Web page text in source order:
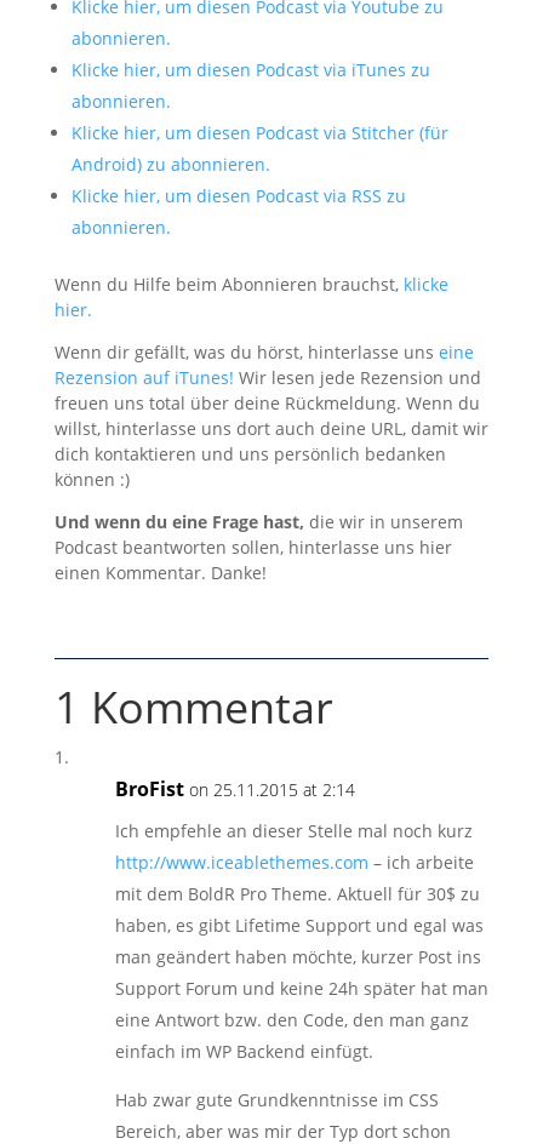
Klicke hier, um diesen Podcast via Youtube zu
abonnieren.
Klicke hier, um diesen Podcast via iTunes zu
abonnieren.
Klicke hier, um diesen Podcast via Stitcher (für
Android) zu abonnieren.
Klicke hier, um diesen Podcast via RSS zu
abonnieren.
Wenn du Hilfe beim Abonnieren brauchst, klicke
hier.
Wenn dir gefällt, was du hörst, hinterlasse uns eine
Rezension auf iTunes! Wir lesen jede Rezension und
freuen uns total über deine Rückmeldung. Wenn du
willst, hinterlasse uns dort auch deine URL, damit wir
dich kontaktieren und uns persönlich bedanken
können :)
Und wenn du eine Frage hast, die wir in unserem
Podcast beantworten sollen, hinterlasse uns hier
einen Kommentar. Danke!
1 Kommentar
BroFist on 25.11.2015 at 2:14
Ich empfehle an dieser Stelle mal noch kurz
http://www.iceablethemes.com – ich arbeite
mit dem BoldR Pro Theme. Aktuell für 30$ zu
haben, es gibt Lifetime Support und egal was
man geändert haben möchte, kurzer Post ins
Support Forum und keine 24h später hat man
eine Antwort bzw. den Code, den man ganz
einfach im WP Backend einfügt.
Hab zwar gute Grundkenntnisse im CSS
Bereich, aber was mir der Typ dort schon